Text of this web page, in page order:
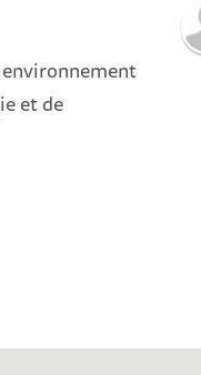
et de